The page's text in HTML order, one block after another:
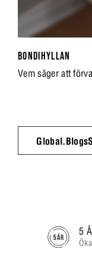
BONDIHYLLAN
Vem säger att
5